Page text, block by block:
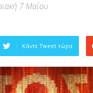
7 Μαΐου
Κάντε Tweet τώρα